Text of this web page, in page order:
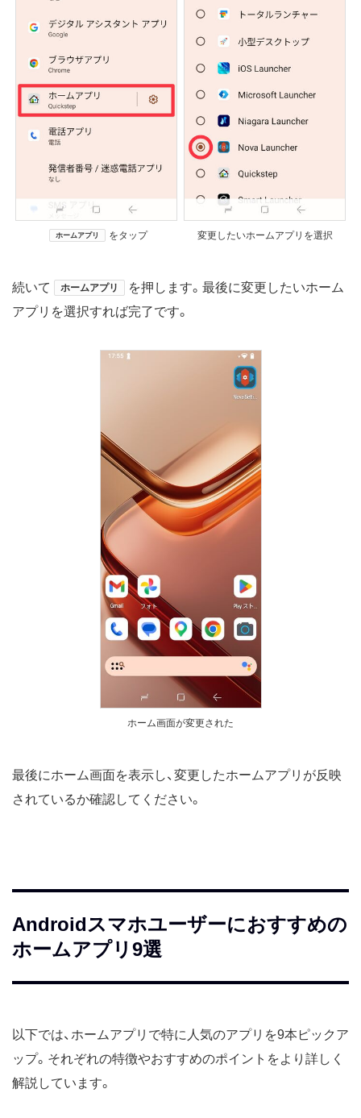
ホームアプリ をタップ 変更したいホームアプリを選択
続いて ホームアプリ
を押します。最後に変更したいホーム
アプリを選択すれば完了です。
ホーム画面が変更された
最後にホーム画面を表示し、変更したホームアプリが反映
されているか確認してください。
Androidスマホユーザーにおすすめの
ホームアプリ9選
以下では、ホームアプリで特に人気のアプリを9本ピックア
ップ。それぞれの特徴やおすすめのポイントをより詳しく
解説しています。